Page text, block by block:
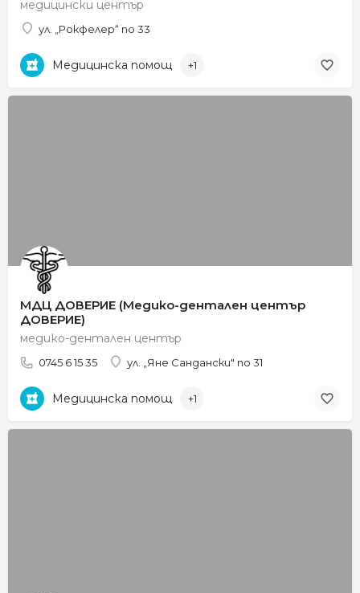
медицински център
ул. „Рокфелер“ no 33
Медицинска помощ +1
МДЦ ДОВЕРИЕ (Медико-дентален център
ДОВЕРИЕ)
медико-дентален център
0745 6 15 35 ул. „Яне Сандански" no 31
Медицинска помощ +1